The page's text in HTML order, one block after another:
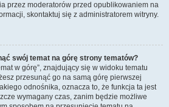
przez moderatorów przed opublikowaniem na
skontaktuj się z administratorem witryny.
swój temat na górę strony tematów?
w górę”, znajdujący się w widoku tematu
przesunąć go na samą górę pierwszej
odnośnika, oznacza to, że funkcja ta jest
wymagany czas, zanim będzie możliwe